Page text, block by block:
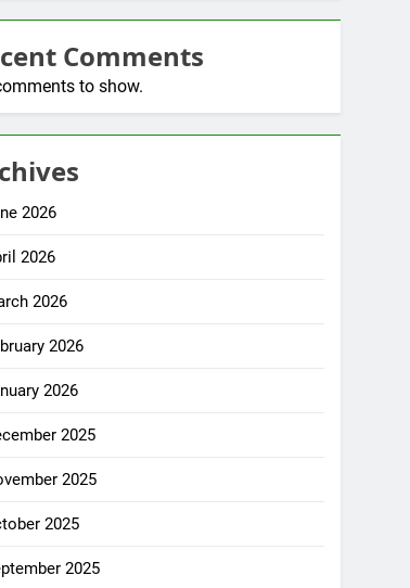
Comments
to show.
2026
2026
2026
2026
2026
2025
2025
2025
2025